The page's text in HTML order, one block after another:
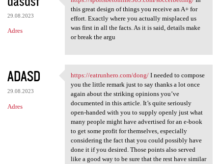
29.08.2023
Adres
https://sportsbetonline365
this great design of things you receive an A+ for
effort. Exactly where you actually misplaced us
was first in all the facts. As it is said, details make
or break the argu
ADASD
29.08.2023
Adres
https://eatrunhero.com/dong/
https://eatrunhero.com/dong/I needed to compose
you the little remark just to say thanks a lot once
again about the striking opinions you’ve
documented in this article. It’s quite seriously
open-handed with you to supply openly just what
many people might have advertised for an e-book
to get some profit for themselves, especially
considering the fact that you could possibly have
done it if you desired. Those points also served
like a good way to be sure that the rest have similar